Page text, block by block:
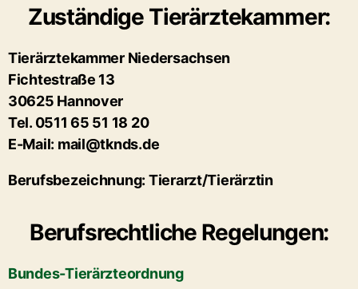
Zuständige Tierärztekammer:
Tierärztekammer Niedersachsen
Fichtestraße 13
30625 Hannover
Tel. 0511 65 51 18 20
E-Mail: mail@tknds.de
Berufsbezeichnung: Tierarzt/Tierärztin
Berufsrechtliche Regelungen:
Bundes-Tierärzteordnung